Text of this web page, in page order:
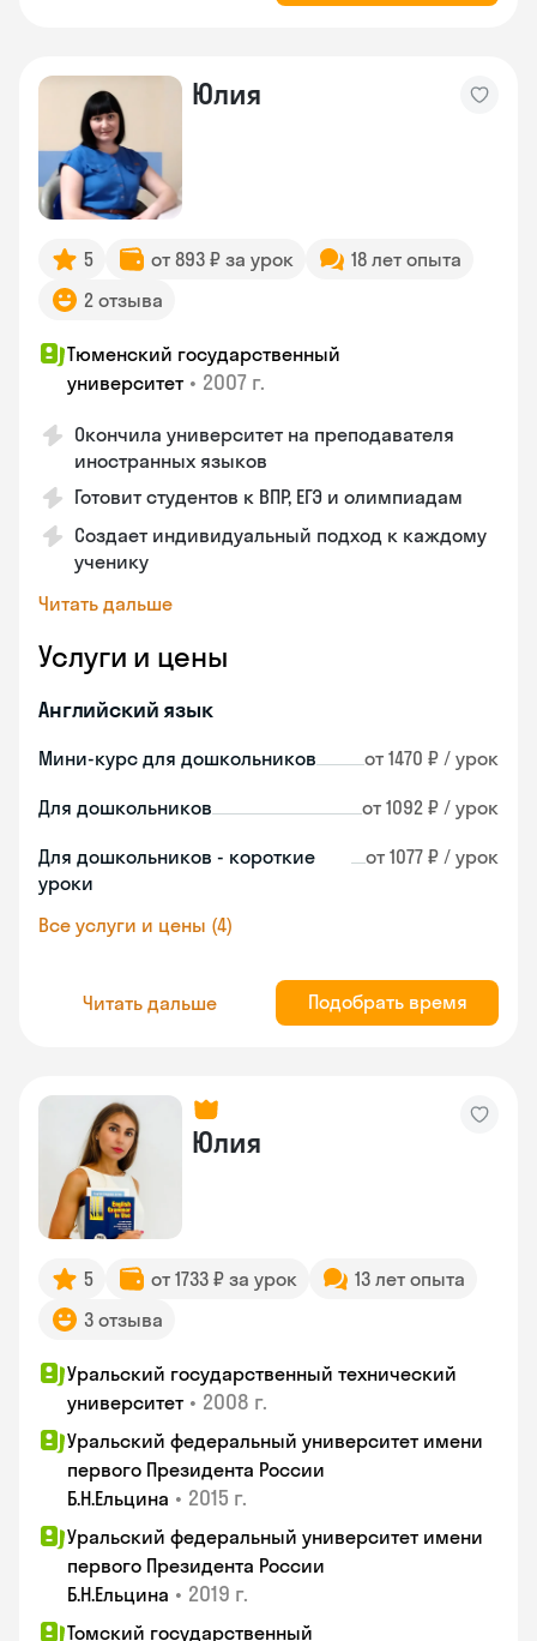
Юлия
5 от 893 ₽ за урок
18 лет опыта
2 отзыва
Тюменский государственный
университет • 2007 г.
Окончила университет на преподавателя
иностранных языков
Готовит студентов к ВПР, ЕГЭ и олимпиадам
Создает индивидуальный подход к каждому
ученику
Читать дальше
Услуги и цены
Английский язык
Мини-курс для дошкольников от 1470 ₽ / урок
Для дошкольников от 1092 ₽ / урок
Для дошкольников - короткие
уроки
от 1077 ₽ / урок
Все услуги и цены (4)
Читать дальше Подобрать время
Юлия
5 от 1733 ₽ за урок
13 лет опыта
3 отзыва
Уральский государственный технический
университет • 2008 г.
Уральский федеральный университет имени
первого Президента России
Б.Н.Ельцина • 2015 г.
Уральский федеральный университет имени
первого Президента России
Б.Н.Ельцина • 2019 г.
Томский государственный